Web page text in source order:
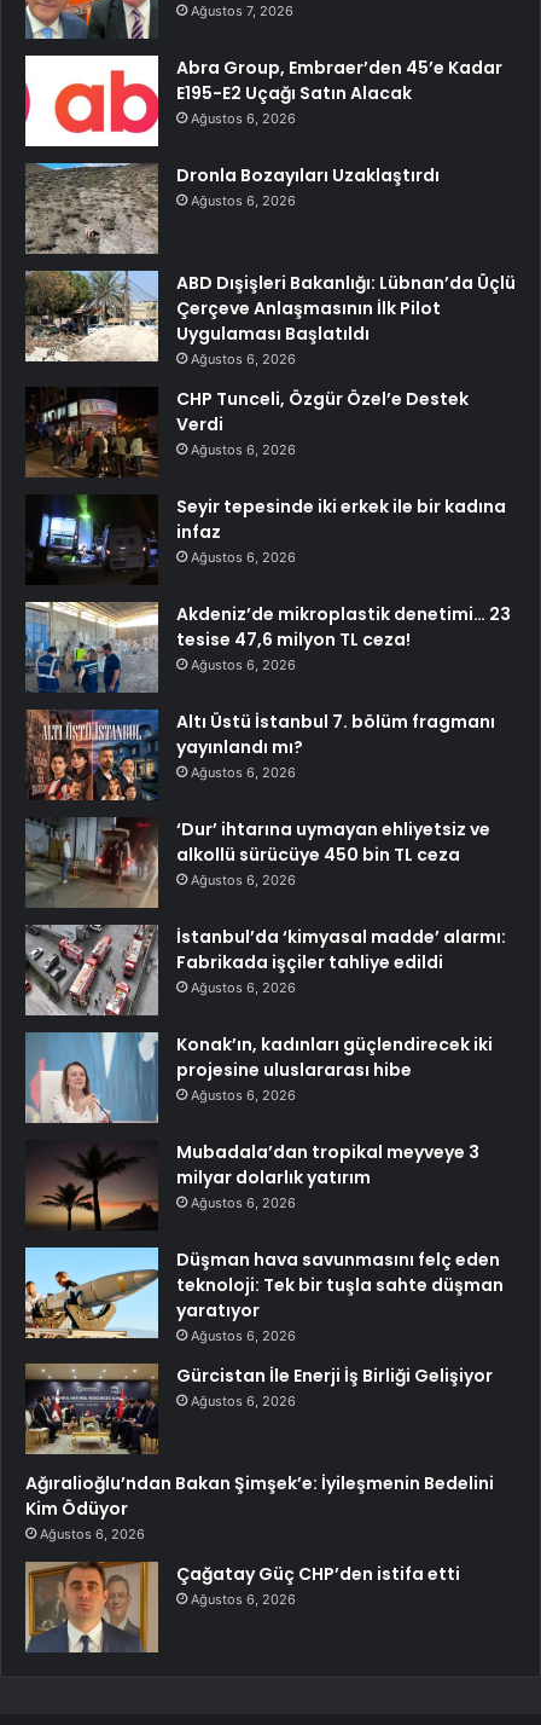
Ağustos 7, 2026
Abra Group, Embraer’den 45’e Kadar
E195-E2 Uçağı Satın Alacak
Ağustos 6, 2026
Dronla Bozayıları Uzaklaştırdı
Ağustos 6, 2026
ABD Dışişleri Bakanlığı: Lübnan’da Üçlü
Çerçeve Anlaşmasının İlk Pilot
Uygulaması Başlatıldı
Ağustos 6, 2026
CHP Tunceli, Özgür Özel’e Destek
Verdi
Ağustos 6, 2026
Seyir tepesinde iki erkek ile bir kadına
infaz
Ağustos 6, 2026
Akdeniz’de mikroplastik denetimi… 23
tesise 47,6 milyon TL ceza!
Ağustos 6, 2026
Altı Üstü İstanbul 7. bölüm fragmanı
yayınlandı mı?
Ağustos 6, 2026
‘Dur’ ihtarına uymayan ehliyetsiz ve
alkollü sürücüye 450 bin TL ceza
Ağustos 6, 2026
İstanbul’da ‘kimyasal madde’ alarmı:
Fabrikada işçiler tahliye edildi
Ağustos 6, 2026
Konak’ın, kadınları güçlendirecek iki
projesine uluslararası hibe
Ağustos 6, 2026
Mubadala’dan tropikal meyveye 3
milyar dolarlık yatırım
Ağustos 6, 2026
Düşman hava savunmasını felç eden
teknoloji: Tek bir tuşla sahte düşman
yaratıyor
Ağustos 6, 2026
Gürcistan İle Enerji İş Birliği Gelişiyor
Ağustos 6, 2026
Ağıralioğlu’ndan Bakan Şimşek’e: İyileşmenin Bedelini
Kim Ödüyor
Ağustos 6, 2026
Çağatay Güç CHP’den istifa etti
Ağustos 6, 2026